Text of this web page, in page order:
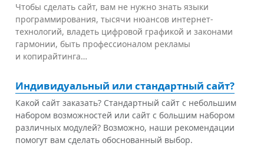
Чтобы сделать сайт, вам не нужно знать языки
программирования, тысячи нюансов интернет-
технологий, владеть цифровой графикой и законами
гармонии, быть профессионалом рекламы
и копирайтинга…
Индивидуальный или стандартный сайт?
Какой сайт заказать? Стандартный сайт с небольшим
набором возможностей или сайт с большим набором
различных модулей? Возможно, наши рекомендации
помогут вам сделать обоснованный выбор.